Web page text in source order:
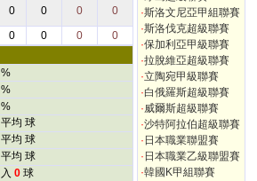
0 0 0
0
0 0 0
0
%
%
%
平均 球
平均 球
平均 球
入 0 球
·斯洛文尼亞甲組聯賽
·斯洛伐克超級聯賽
·保加利亞甲級聯賽
·拉脫維亞超級聯賽
·立陶宛甲級聯賽
·白俄羅斯超級聯賽
·威爾斯超級聯賽
·沙特阿拉伯超級聯賽
· 日本職業聯盟賽
· 日本職業乙級聯盟賽
·韓國K甲組聯賽